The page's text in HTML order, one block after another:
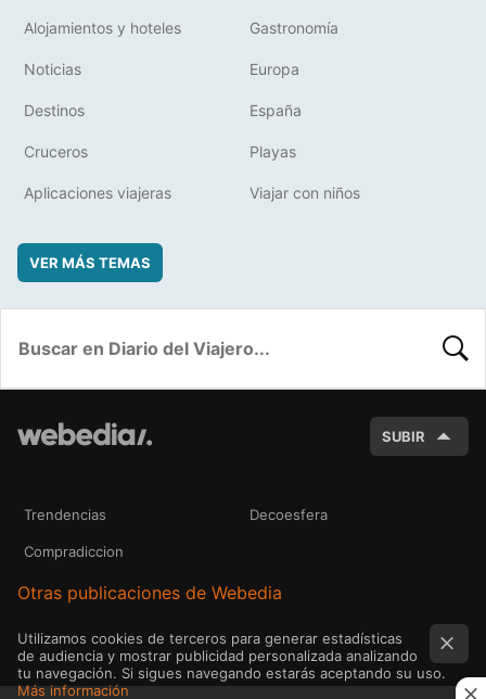
Alojamientos y hoteles Gastronomía
Noticias Europa
Destinos España
Cruceros Playas
Aplicaciones viajeras Viajar con niños
VER MÁS TEMAS
SUBIR
Trendencias Decoesfera
Compradiccion
Otras publicaciones de Webedia
Utilizamos cookies de terceros para generar estadísticas
de audiencia y mostrar publicidad personalizada analizando
tu navegación. Si sigues navegando estarás aceptando su uso.
Más información